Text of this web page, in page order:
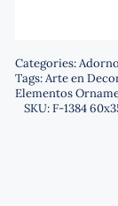
Categories:
Tags:Arte en
Elementos
SKU:F-1384